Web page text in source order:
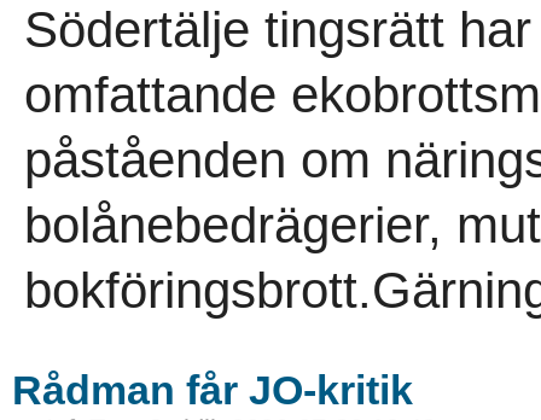
Södertälje tingsrätt
omfattande
påståenden om
bolånebedrägerier,
Rådman får JO-kritik